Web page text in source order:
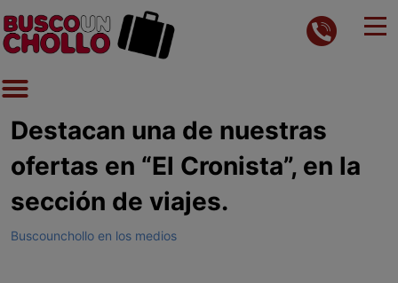
Destacan una de nuestras
ofertas en “El Cronista”, en la
sección de viajes.
Buscounchollo en los medios